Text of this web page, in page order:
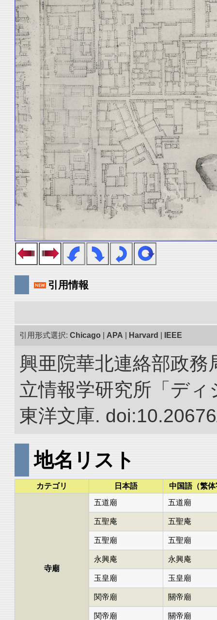
引用情報
引用形式選択: Chicago APA Harvard IEEE
興亜院華北連絡部政務
立情報学研究所「デ
東洋文庫.
地名リスト
カテゴリ 日本語 中国語（繁
寺廟
五道廟 五道廟
五聖庵 五聖庵
五聖廟 五聖廟
永興庵 永興庵
玉皇廟 玉皇廟
関帝廟 關帝廟
関帝廟 關帝廟